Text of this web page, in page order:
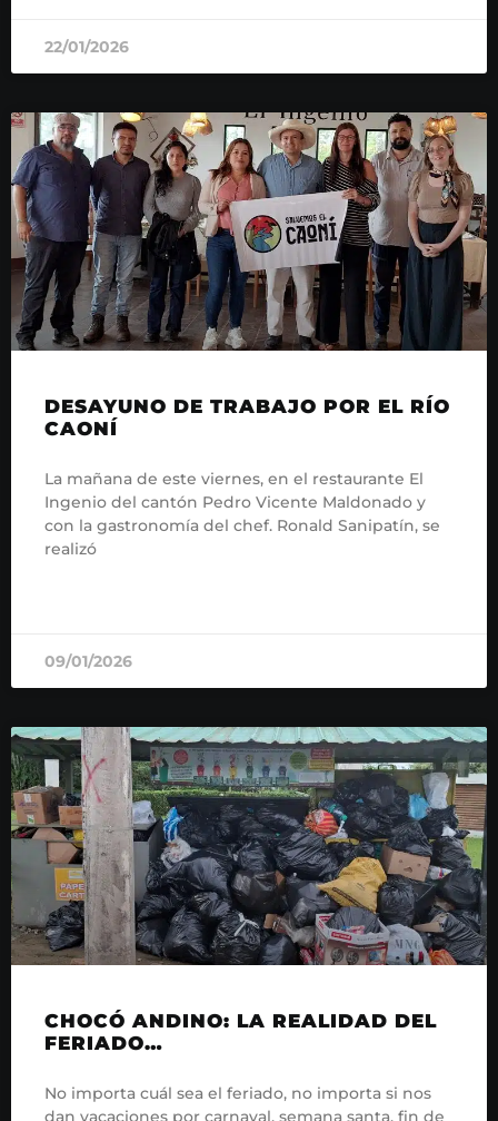
22/01/2026
DESAYUNO DE TRABAJO POR EL RÍO
CAONÍ
La mañana de este viernes, en el restaurante El
Ingenio del cantón Pedro Vicente Maldonado y
con la gastronomía del chef. Ronald Sanipatín, se
realizó
09/01/2026
CHOCÓ ANDINO: LA REALIDAD DEL
FERIADO…
No importa cuál sea el feriado, no importa si nos
dan vacaciones por carnaval, semana santa, fin de